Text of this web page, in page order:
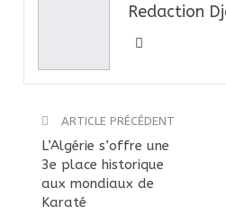
Redaction
ARTICLE PRÉCÉDENT
L’Algérie s’offre une
3e place historique
aux mondiaux de
Karaté